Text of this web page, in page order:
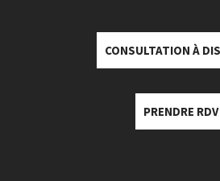
CONSULTATION À
PRENDRE RDV